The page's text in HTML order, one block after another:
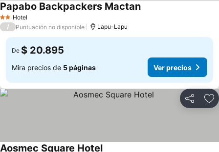
2 Estrellas
Hotel
Papabo Backpackers Mactan
/ Puntuación no disponible Lapu-Lapu
De $ 20.895
Mira precios de 5 páginas Ver precios
Compartir
Aosmec Square Hotel